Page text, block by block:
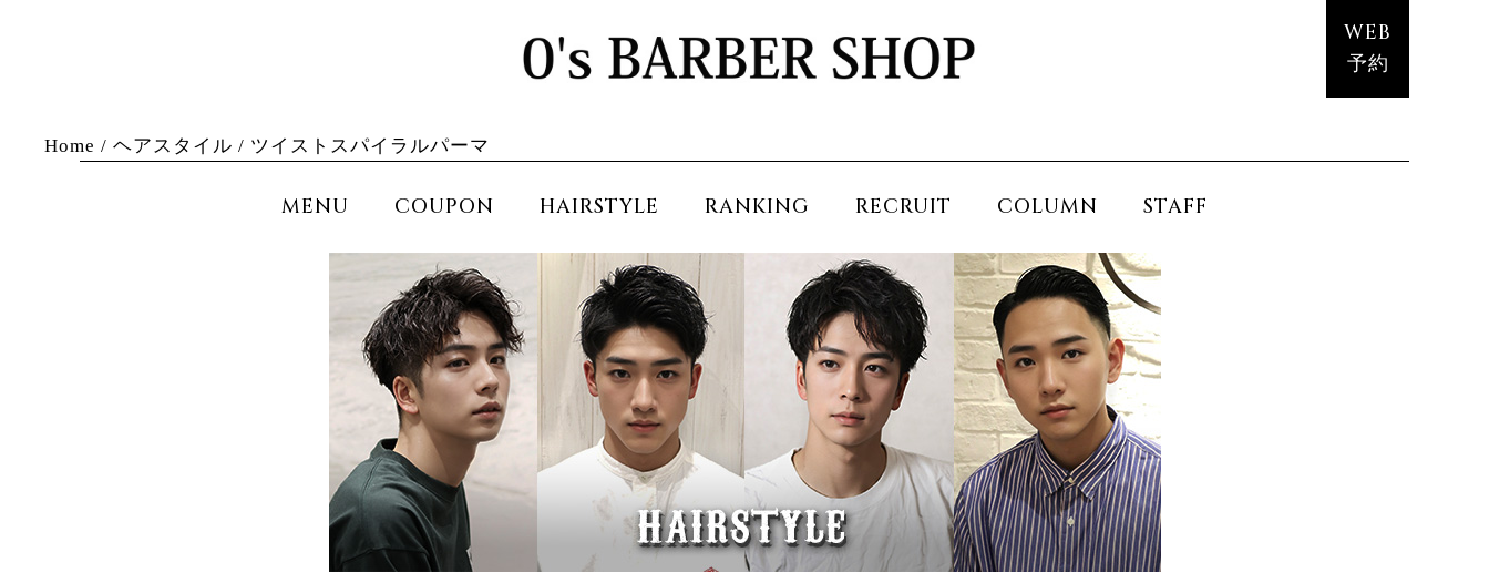
Home / ヘアスタイル / ツイストスパイラルパーマ
WEB
予約
MENU COUPON HAIRSTYLE RANKING RECRUIT COLUMN STAFF